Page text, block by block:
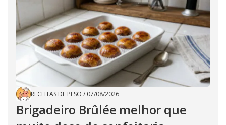
RECEITAS DE PESO / 07/08/2026
Brigadeiro Brûlée melhor que